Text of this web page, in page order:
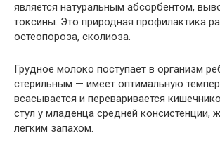
является натуральным абсорбентом,
токсины. Это природная профилактика
остеопороза, сколиоза.
Грудное молоко поступает в организм
стерильным — имеет оптимальную
всасывается и переваривается
стул у младенца средней консистенции,
легким запахом.